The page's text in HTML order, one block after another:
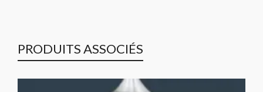
PRODUITS ASSOCIÉS